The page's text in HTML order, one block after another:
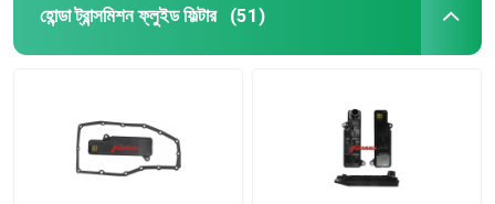
হোন্ডা ট্রান্সমিশন ফ্লুইড ফিল্টার (51)